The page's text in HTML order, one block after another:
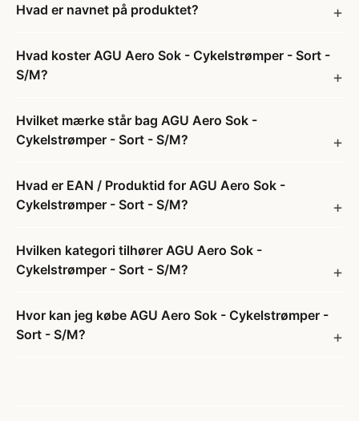
Hvad er navnet på produktet?
Hvad koster AGU Aero Sok - Cykelstrømper - Sort -
S/M?
Hvilket mærke står bag AGU Aero Sok -
Cykelstrømper - Sort - S/M?
Hvad er EAN / Produktid for AGU Aero Sok -
Cykelstrømper - Sort - S/M?
Hvilken kategori tilhører AGU Aero Sok -
Cykelstrømper - Sort - S/M?
Hvor kan jeg købe AGU Aero Sok - Cykelstrømper -
Sort - S/M?